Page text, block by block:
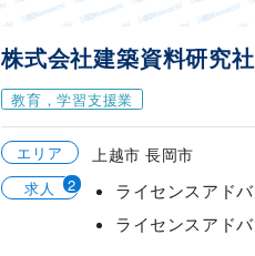
株式会社建築資料研究社
教育，学習支援業
エリア 上越市 長岡市
求人 2